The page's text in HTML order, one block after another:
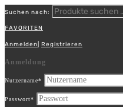
Suchen nach:
FAVORITEN
Anmelden Registrieren
Anmeldung
Nutzername*
Passwort*